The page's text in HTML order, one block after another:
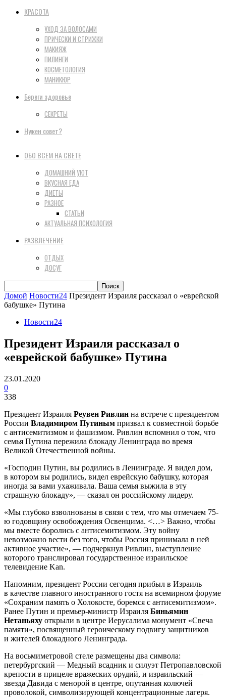
КРАСОТА
УХОД ЗА ВОЛОСАМИ
ПРИЧЕСКИ И СТРИЖКИ
МАКИЯЖ
ПИЛИНГИ
КОСМЕТОЛОГИЯ
МАНИКЮР
Береги здоровье
СЕКРЕТЫ
Нужен совет?
ОБО ВСЕМ НА СВЕТЕ
ДОМАШНИЙ УЮТ
ВКУСНАЯ ЕДА
ДИЕТЫ
РАЗНОЕ
СТАТЬИ
АКТУАЛЬНАЯ ПСИХОЛОГИЯ
РАЗВЛЕЧЕНИЕ
ОТДЫХ
ДОСУГ
Домой Новости24 Президент Израиля рассказал о «еврейской
бабушке» Путина
Новости24
Президент Израиля рассказал о
«еврейской бабушке» Путина
23.01.2020
0
338
Президент Израиля Реувен Ривлин на встрече с президентом
России Владимиром Путиным призвал к совместной борьбе
с антисемитизмом и фашизмом. Ривлин вспомнил о том, что
семья Путина пережила блокаду Ленинграда во время
Великой Отечественной войны.
«Господин Путин, вы родились в Ленинграде. Я видел дом,
в котором вы родились, видел еврейскую бабушку, которая
иногда за вами ухаживала. Ваша семья выжила в эту
страшную блокаду», — сказал он российскому лидеру.
«Мы глубоко взволнованы в связи с тем, что мы отмечаем 75-
ю годовщину освобождения Освенцима. <…> Важно, чтобы
мы вместе боролись с антисемитизмом. Эту войну
невозможно вести без того, чтобы Россия принимала в ней
активное участие», — подчеркнул Ривлин, выступление
которого транслировал государственное израильское
телевидение Kan.
Напомним, президент России сегодня прибыл в Израиль
в качестве главного иностранного гостя на всемирном форуме
«Сохраним память о Холокосте, боремся с антисемитизмом».
Ранее Путин и премьер-министр Израиля Биньямин
Нетаньяху открыли в центре Иерусалима монумент «Свеча
памяти», посвященный героическому подвигу защитников
и жителей блокадного Ленинграда.
На восьмиметровой стеле размещены два символа:
петербургский — Медный всадник и силуэт Петропавловской
крепости в прицеле вражеских орудий, и израильский —
звезда Давида с менорой в центре, опутанная колючей
проволокой, символизирующей концентрационные лагеря.